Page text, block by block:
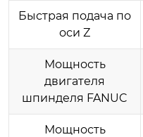
Быстрая подача по
оси Z
Мощность
двигателя
шпинделя FANUC
Мощность